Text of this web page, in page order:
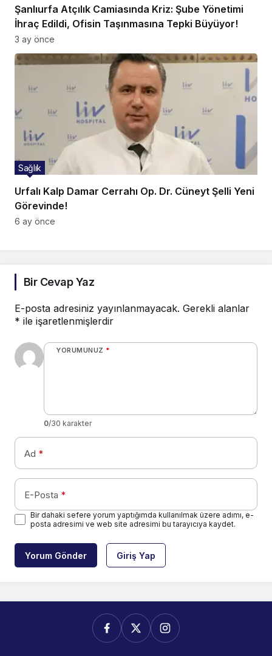
Şanlıurfa Atçılık Camiasında Kriz: Şube Yönetimi
İhraç Edildi, Ofisin Taşınmasına Tepki Büyüyor!
3 ay önce
Urfalı Kalp Damar Cerrahı Op. Dr. Cüneyt Şelli Yeni
Görevinde!
Sağlık
6 ay önce
Bir Cevap Yaz
E-posta adresiniz yayınlanmayacak. Gerekli alanlar
* ile işaretlenmişlerdir
YORUMUNUZ *
0/30 karakter
Ad *
E-Posta *
Bir dahaki sefere yorum yaptığımda kullanılmak üzere adımı, e-
posta adresimi ve web site adresimi bu tarayıcıya kaydet.
Yorum Gönder Giriş Yap